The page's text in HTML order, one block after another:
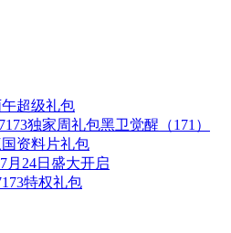
超级礼包
独家周礼包黑卫觉醒（171）
资料片礼包
月24日盛大开启
特权礼包